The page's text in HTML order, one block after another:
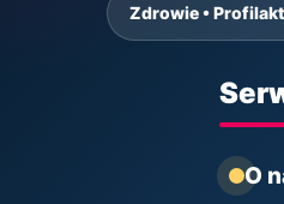
Zdrowie •
O